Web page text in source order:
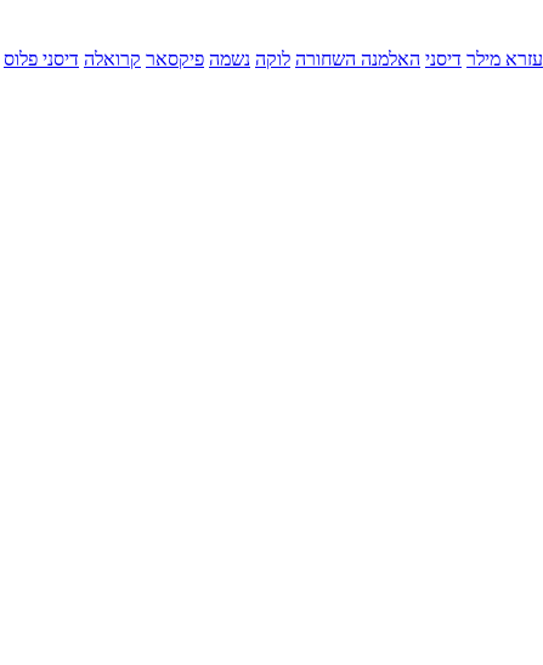
עזרא מילר דיסני האלמנה השחורה לוקה נשמה פיקסאר קרואלה דיסני פלוס